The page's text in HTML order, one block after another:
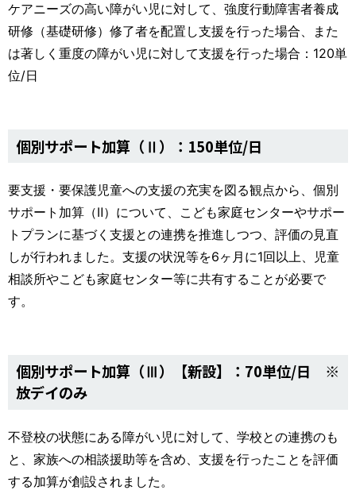
ケアニーズの高い障がい児に対して、強度行動障害者養成
研修（基礎研修）修了者を配置し支援を行った場合、また
は著しく重度の障がい児に対して支援を行った場合：120単
位/日
個別サポート加算（Ⅱ）：150単位/日
要支援・要保護児童への支援の充実を図る観点から、個別
サポート加算（Ⅱ）について、こども家庭センターやサポー
トプランに基づく支援との連携を推進しつつ、評価の見直
しが行われました。支援の状況等を6ヶ月に1回以上、児童
相談所やこども家庭センター等に共有することが必要で
す。
個別サポート加算（Ⅲ）【新設】：70単位/日 ※
放デイのみ
不登校の状態にある障がい児に対して、学校との連携のも
と、家族への相談援助等を含め、支援を行ったことを評価
する加算が創設されました。